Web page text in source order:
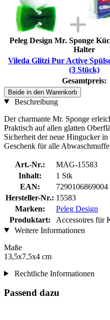
Peleg Design Mr. Sponge
Halter
Vileda Glitzi Pur Active
(3 Stück)
Gesamtpreis:
Beide in den Warenkorb
Beschreibung
Der charmante Mr. Sponge
Praktisch auf allen glatten
Sicherheit der neue Hingucker
Geschenk für alle
Art.-Nr.:
MAG-15583
Inhalt:
1 Stk
EAN:
7290106869004
Hersteller-Nr.: 15583
Marken:
Peleg Design
Produktart:
Accessoires für
Weitere Informationen
Maße
13,5x7,5x4 cm
Rechtliche Informationen
Passend dazu